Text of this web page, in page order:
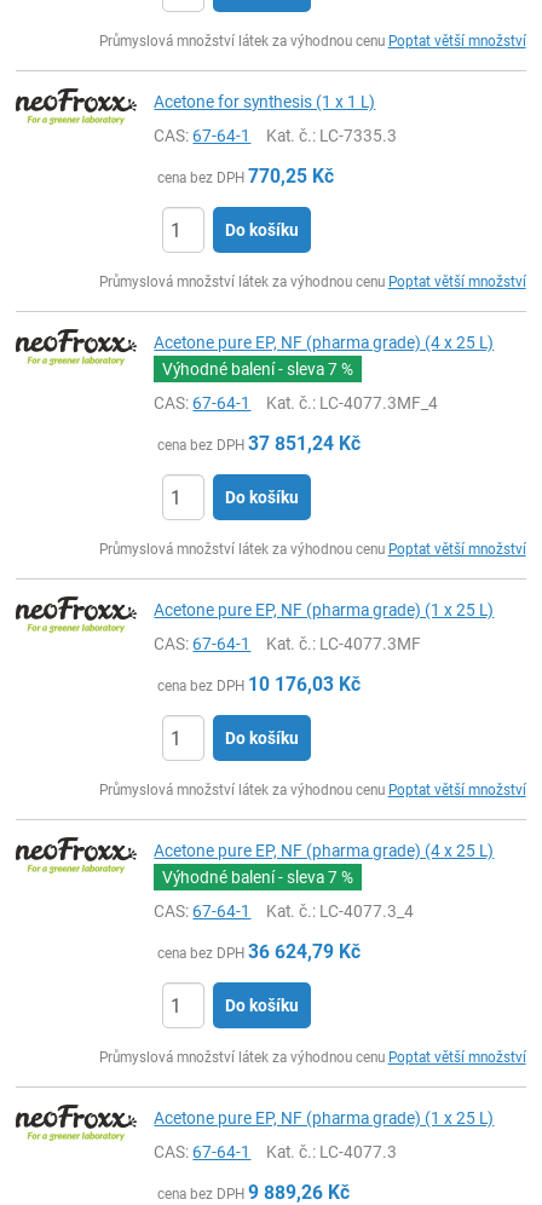
Průmyslová množství látek za výhodnou cenu Poptat větší množství
Acetone for synthesis (1 x 1 L)
CAS:67-64-1 Kat. č.: LC-7335.3
cena bez DPH 770,25 Kč
Do košíku
Průmyslová množství látek za výhodnou cenu Poptat větší množství
Acetone pure EP, NF (pharma grade) (4 x 25 L)
Výhodné balení - sleva7 %
CAS:67-64-1 Kat. č.: LC-4077.3MF_4
cena bez DPH 37 851,24 Kč
Do košíku
Průmyslová množství látek za výhodnou cenu Poptat větší množství
Acetone pure EP, NF (pharma grade) (1 x 25 L)
CAS:67-64-1 Kat. č.: LC-4077.3MF
cena bez DPH 10 176,03 Kč
Do košíku
Průmyslová množství látek za výhodnou cenu Poptat větší množství
Acetone pure EP, NF (pharma grade) (4 x 25 L)
Výhodné balení - sleva7 %
CAS:67-64-1 Kat. č.: LC-4077.3_4
cena bez DPH 36 624,79 Kč
Do košíku
Průmyslová množství látek za výhodnou cenu Poptat větší množství
Acetone pure EP, NF (pharma grade) (1 x 25 L)
CAS:67-64-1 Kat. č.: LC-4077.3
cena bez DPH 9 889,26 Kč